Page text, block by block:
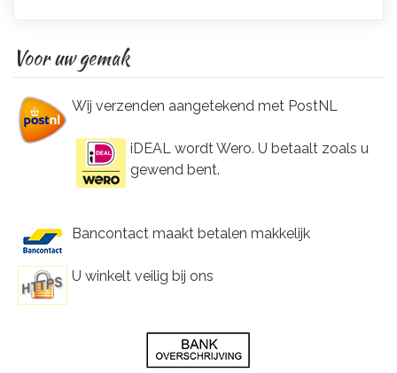
Voor uw gemak
Wij verzenden aangetekend met PostNL
iDEAL wordt Wero. U betaalt zoals u
gewend bent.
Bancontact maakt betalen makkelijk
U winkelt veilig bij ons